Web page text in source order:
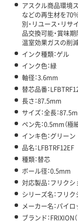
アスクル商品環境
などの再生材を70
別・リユース・リ
品交換可能・賞味
温室効果ガスの削
インク種類：ゲル
インク色：緑
軸径：3.6mm
替芯品番：
長さ：87.5mm
サイズ：全長：
ペン先：0.5mm（極
インキ色：グリーン
品名：LFBTRF12EF
種類：替芯
ボール径：0.5mm
対応製品：フリクシ
シリーズ名：フリ
メーカー名：パイロ
ブランド：FRIXION